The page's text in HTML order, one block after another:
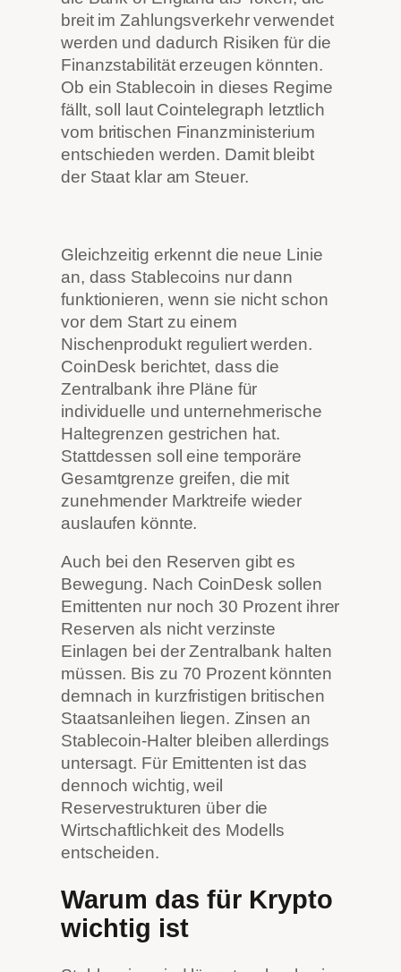
breit im Zahlungsverkehr verwendet
werden und dadurch Risiken für die
Finanzstabilität erzeugen könnten.
Ob ein Stablecoin in dieses Regime
fällt, soll laut Cointelegraph letztlich
vom britischen Finanzministerium
entschieden werden. Damit bleibt
der Staat klar am Steuer.
Gleichzeitig erkennt die neue Linie
an, dass Stablecoins nur dann
funktionieren, wenn sie nicht schon
vor dem Start zu einem
Nischenprodukt reguliert werden.
CoinDesk berichtet, dass die
Zentralbank ihre Pläne für
individuelle und unternehmerische
Haltegrenzen gestrichen hat.
Stattdessen soll eine temporäre
Gesamtgrenze greifen, die mit
zunehmender Marktreife wieder
auslaufen könnte.
Auch bei den Reserven gibt es
Bewegung. Nach CoinDesk sollen
Emittenten nur noch 30 Prozent ihrer
Reserven als nicht verzinste
Einlagen bei der Zentralbank halten
müssen. Bis zu 70 Prozent könnten
demnach in kurzfristigen britischen
Staatsanleihen liegen. Zinsen an
Stablecoin-Halter bleiben allerdings
untersagt. Für Emittenten ist das
dennoch wichtig, weil
Reservestrukturen über die
Wirtschaftlichkeit des Modells
entscheiden.
Warum das für Krypto
wichtig ist